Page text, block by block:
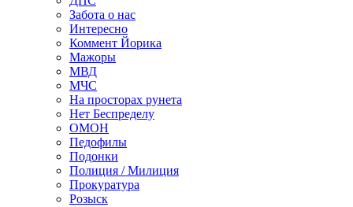
Забота о нас
Интересно
Коммент Йорика
Мажоры
МВД
МЧС
На просторах рунета
Нет Беспределу
ОМОН
Педофилы
Подонки
Полиция / Милиция
Прокуратура
Розыск